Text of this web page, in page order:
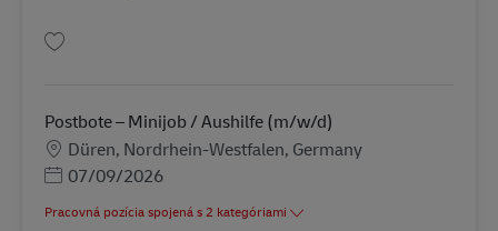
Postbote – Minijob / Aushilfe (m/w/d)
MiestoDüren, Nordrhein-Westfalen, Germany
Posted Date
07/09/2026
Pracovná pozícia spojená s 2 kategóriami